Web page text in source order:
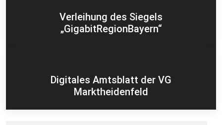
Verleihung des Siegels
„GigabitRegionBayern“
Digitales Amtsblatt der VG
Marktheidenfeld